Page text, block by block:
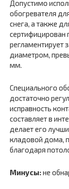
Допустимо
обогревателя
снега, а также
сертифицирован
регламентирует
диаметром,
мм.
Специального
достаточно
исправность
составляет в
делает его
кладовой дома,
благодаря
Минусы:не